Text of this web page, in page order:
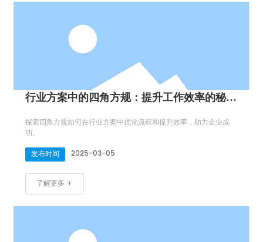
行业方案中的四角方规：提升工作效率的秘密
探索四角方规如何在行业方案中优化流程和提升效率，助力企业成
功。
发布时间
2025-03-05
了解更多 +